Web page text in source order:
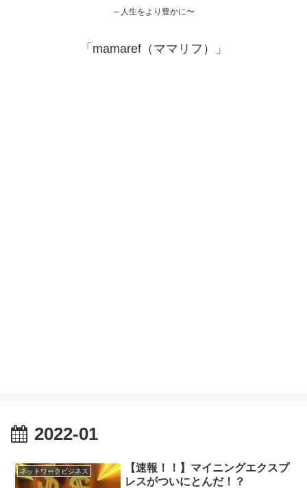
～人生をより豊かに〜
「mamaref（ママリフ）」
2022-01
ネットワークビジネス
【速報！！】マイニングエクスプ
レスがついにとんだ！？